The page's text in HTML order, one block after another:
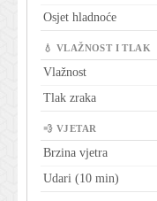
Osjet hladnoće
💧 VLAŽNOST I TLAK
Vlažnost
Tlak zraka
💨 VJETAR
Brzina vjetra
Udari (10 min)